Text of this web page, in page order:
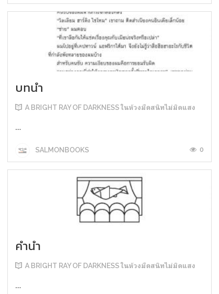
บทนำ
A BRIGHT RAY OF DARKNESS ในห้วงมืดสนิทไม่มิดแสง
...
SALMONBOOKS 0
คำนำ
A BRIGHT RAY OF DARKNESS ในห้วงมืดสนิทไม่มิดแสง
...